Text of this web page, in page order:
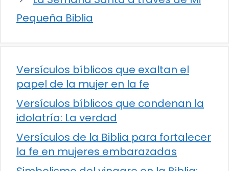
Pequeña Biblia
Versículos bíblicos que exaltan el
papel de la mujer en la fe
Versículos bíblicos que condenan la
idolatría: La verdad
Versículos de la Biblia para fortalecer
la fe en mujeres embarazadas